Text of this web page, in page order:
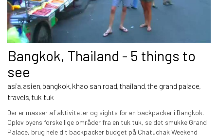
Bangkok, Thailand - 5 things to
see
asia, asien, bangkok, khao san road, thailand, the grand palace,
travels, tuk tuk
Der er masser af aktiviteter og sights for en backpacker i Bangkok.
Oplev byens forskellige områder fra en tuk tuk, se det smukke Grand
Palace, brug hele dit backpacker budget på Chatuchak Weekend